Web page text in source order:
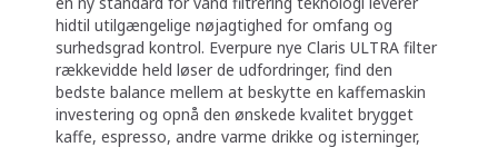
hidtil utilgængelige nøjagtighed for omfang og
surhedsgrad kontrol. Everpure nye Claris ULTRA filter
rækkevidde held løser de udfordringer, find den
bedste balance mellem at beskytte en kaffemaskin
investering og opnå den ønskede kvalitet brygget
kaffe, espresso, andre varme drikke og isterninger,